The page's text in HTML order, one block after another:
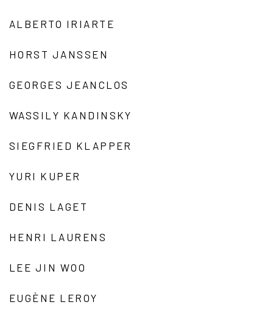
ALBERTO IRIARTE
HORST JANSSEN
GEORGES JEANCLOS
WASSILY KANDINSKY
SIEGFRIED KLAPPER
YURI KUPER
DENIS LAGET
HENRI LAURENS
LEE JIN WOO
EUGÈNE LEROY